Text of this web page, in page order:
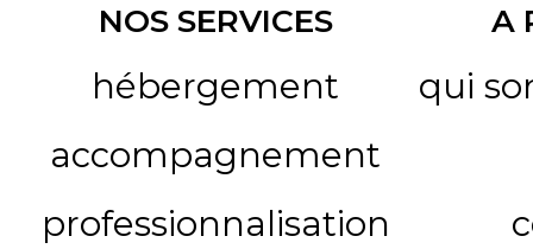
NOS SERVICES
hébergement
accompagnement
professionnalisation
A
qui